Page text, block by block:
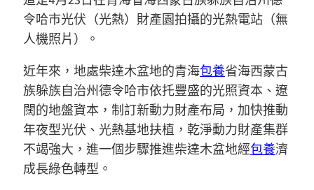
令哈市光伏（光熱）財產園拍攝的光熱電站（無
人機照片）。
近年來，地處柴達木盆地的青海包養省海西蒙古
族躲族自治州德令哈市依托豐盛的光照資本、遼
闊的地盤資本，制訂新動力財產布局，加快推動
年夜型光伏、光熱基地扶植，乾淨動力財產集群
不竭強大，進一個步驟推進柴達木盆地經包養濟
成長綠色轉型。